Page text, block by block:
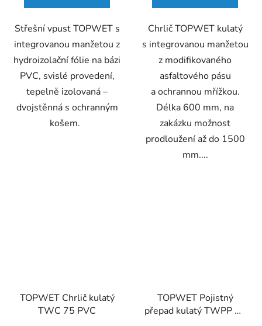
Střešní vpust TOPWET s
integrovanou manžetou z
hydroizolační fólie na bázi
PVC, svislé provedení,
tepelně izolovaná –
dvojstěnná s ochranným
košem.
Chrlič TOPWET kulatý
s integrovanou manžetou
z modifikovaného
asfaltového pásu
a ochrannou mřížkou.
Délka 600 mm, na
zakázku možnost
prodloužení až do 1500
mm....
TOPWET Chrlič kulatý
TWC 75 PVC
TOPWET Pojistný
přepad kulatý TWPP 50